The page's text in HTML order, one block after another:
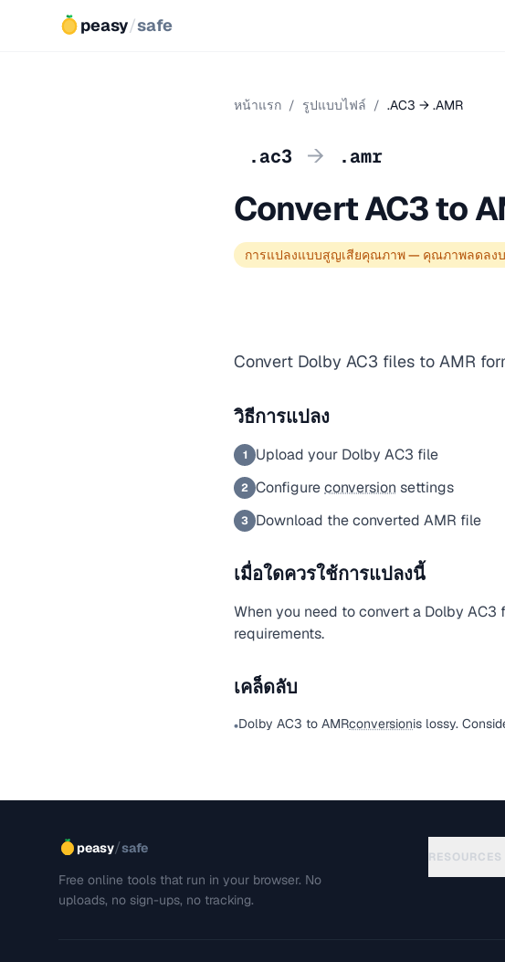
peasy/safe
หน้าแรก / รูปแบบไฟล์ / .AC3 → .AMR
.ac3 → .amr
Convert AC3 to
การแปลงแบบสูญเสียคุณภาพ — คุณภาพลดลง
Convert Dolby AC3 files to AMR
วิธีการแปลง
1 Upload your Dolby AC3 file
2 Configureconversion settings
3 Download the converted AMR file
เมื่อใดควรใช้การแปลงนี้
When you need to convert a Dolby
requirements.
เคล็ดลับ
•Dolby AC3 to AMRconversionis lossy.
peasy/safe
Free online tools that run in your browser. No
uploads, no sign-ups, no tracking.
RESOURCES